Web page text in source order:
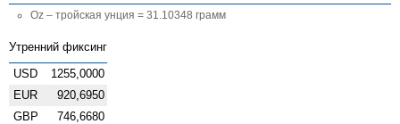
Oz – тройская унция = 31.10348 грамм
Утренний фиксинг
USD
1255,0000
EUR
920,6950
GBP
746,6680